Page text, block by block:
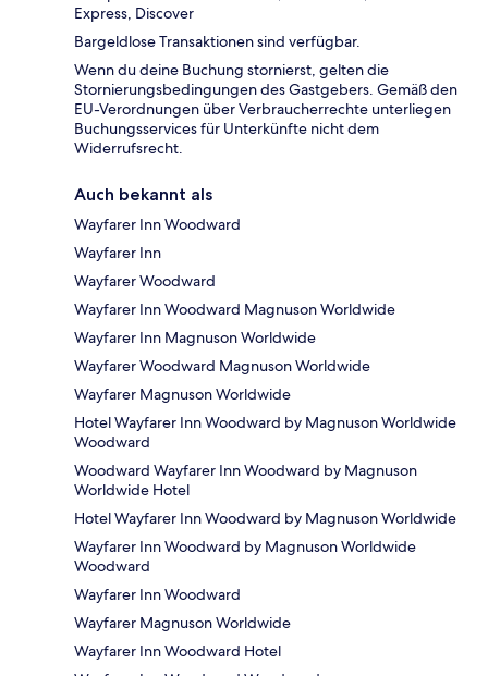
Express, Discover
Bargeldlose Transaktionen sind verfügbar.
Wenn du deine Buchung stornierst, gelten die
Stornierungsbedingungen des Gastgebers. Gemäß den
EU-Verordnungen über Verbraucherrechte unterliegen
Buchungsservices für Unterkünfte nicht dem
Widerrufsrecht.
Auch bekannt als
Wayfarer Inn Woodward
Wayfarer Inn
Wayfarer Woodward
Wayfarer Inn Woodward Magnuson Worldwide
Wayfarer Inn Magnuson Worldwide
Wayfarer Woodward Magnuson Worldwide
Wayfarer Magnuson Worldwide
Hotel Wayfarer Inn Woodward by Magnuson Worldwide
Woodward
Woodward Wayfarer Inn Woodward by Magnuson
Worldwide Hotel
Hotel Wayfarer Inn Woodward by Magnuson Worldwide
Wayfarer Inn Woodward by Magnuson Worldwide
Woodward
Wayfarer Inn Woodward
Wayfarer Magnuson Worldwide
Wayfarer Inn Woodward Hotel